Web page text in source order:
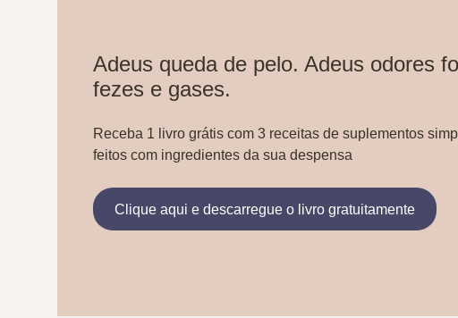
Adeus queda de pelo. Adeus odores
fezes e gases.
Receba 1 livro grátis com 3 receitas de suplementos
feitos com ingredientes da sua despensa
Clique aqui e descarregue o livro gratuitamente